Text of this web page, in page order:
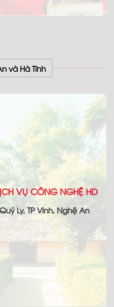
và Hà Tĩnh
VỤ CÔNG NGHỆ HD
Ly, TP Vinh, Nghệ An